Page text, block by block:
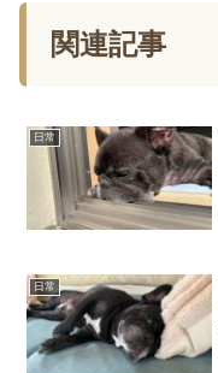
関連記事
日常
日常